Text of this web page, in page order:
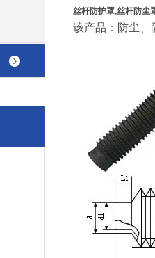
丝杆防护罩,丝杆防尘
该产品：防尘、